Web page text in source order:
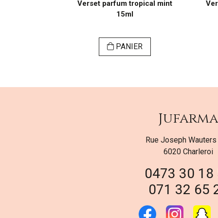
Verset parfum tropical mint
15ml
PANIER
Jufarma
Rue Joseph
6020 Charleroi
0473 30 18
071 32 65